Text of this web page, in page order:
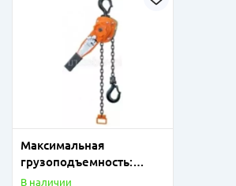
Максимальная
грузоподъемность:
Лебедка
В наличии